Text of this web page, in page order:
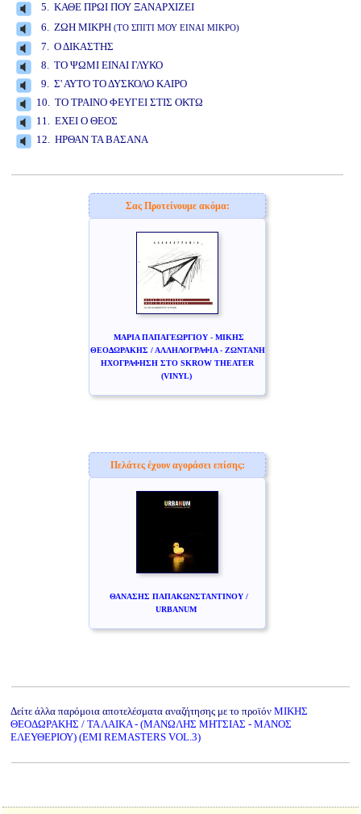
5. ΚΑΘΕ ΠΡΩΙ ΠΟΥ ΞΑΝΑΡΧΙΖΕΙ
6. ΖΩΗ ΜΙΚΡΗ (ΤΟ ΣΠΙΤΙ ΜΟΥ ΕΙΝΑΙ ΜΙΚΡΟ)
7. Ο ΔΙΚΑΣΤΗΣ
8. ΤΟ ΨΩΜΙ ΕΙΝΑΙ ΓΛΥΚΟ
9. Σ' ΑΥΤΟ ΤΟ ΔΥΣΚΟΛΟ ΚΑΙΡΟ
10. ΤΟ ΤΡΑΙΝΟ ΦΕΥΓΕΙ ΣΤΙΣ ΟΚΤΩ
11. ΕΧΕΙ Ο ΘΕΟΣ
12. ΗΡΘΑΝ ΤΑ ΒΑΣΑΝΑ
Σας Προτείνουμε ακόμα:
ΜΑΡΙΑ ΠΑΠΑΓΕΩΡΓΙΟΥ - ΜΙΚΗΣ
ΘΕΟΔΩΡΑΚΗΣ / ΑΛΛΗΛΟΓΡΑΦΙΑ - ΖΩΝΤΑΝΗ
ΗΧΟΓΡΑΦΗΣΗ ΣΤΟ SKROW THEATER
(VINYL)
Πελάτες έχουν αγοράσει επίσης:
ΘΑΝΑΣΗΣ ΠΑΠΑΚΩΝΣΤΑΝΤΙΝΟΥ /
URBANUM
Δείτε άλλα παρόμοια αποτελέσματα αναζήτησης με το προϊόν ΜΙΚΗΣ
ΘΕΟΔΩΡΑΚΗΣ / ΤΑ ΛΑΙΚΑ - (ΜΑΝΩΛΗΣ ΜΗΤΣΙΑΣ - ΜΑΝΟΣ
ΕΛΕΥΘΕΡΙΟΥ) (EMI REMASTERS VOL.3)